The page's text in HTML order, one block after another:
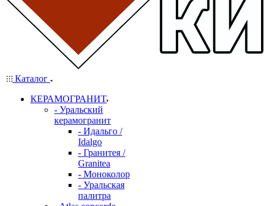
Каталог
КЕРАМОГРАНИТ
- Уральский
керамогранит
- Идальго /
Idalgo
- Гранитея /
Granitea
- Моноколор
- Уральская
палитра